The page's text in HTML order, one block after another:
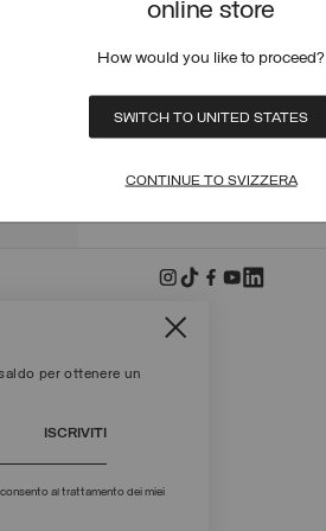
per ottenere un
ISCRIVITI
al trattamento dei miei
online store
How would you like to proceed?
SWITCH TO UNITED STATES
CONTINUE TO SVIZZERA
+39 02 8295 8103
Lun - Ven / 9.00 - 18.00
SCRIVICI